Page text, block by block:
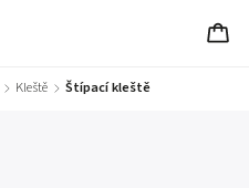
/ Kleště / Štípací kleště